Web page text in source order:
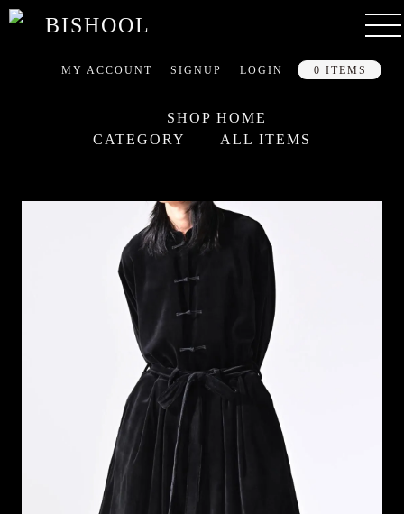
MY ACCOUNT SIGNUP LOGIN 0 ITEMS
SHOP HOME
CATEGORY
ALL ITEMS